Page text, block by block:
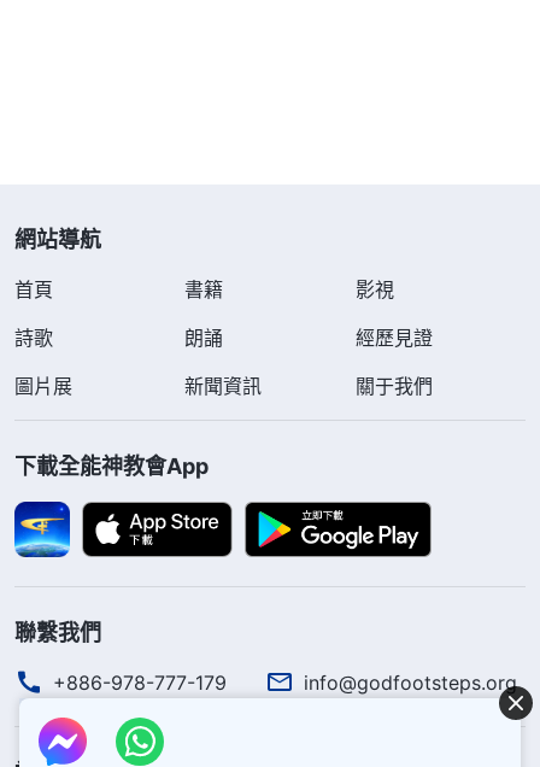
網站導航
首頁 書籍
影視
詩歌
朗誦
經歷見證
圖片展
新聞資訊 關于我們
下載全能神教會App
聯繫我們
+886-978-777-179 info@godfootsteps.org